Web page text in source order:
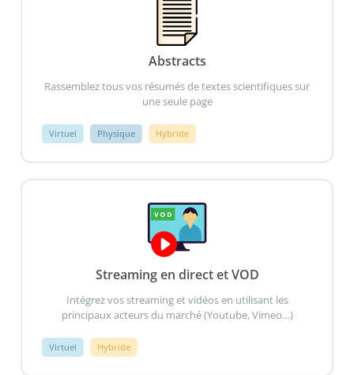
Abstracts
Rassemblez tous vos résumés de textes scientifiques sur
une seule page
Virtuel Physique Hybride
Streaming en direct et VOD
Intégrez vos streaming et vidéos en utilisant les
principaux acteurs du marché (Youtube, Vimeo…)
Virtuel Hybride